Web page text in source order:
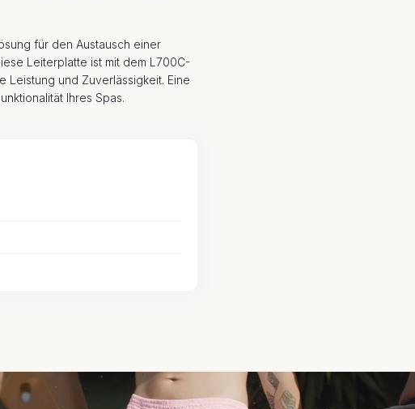
für den Austausch einer
Leiterplatte ist mit dem L700C-
und Zuverlässigkeit. Eine
Ihres Spas.